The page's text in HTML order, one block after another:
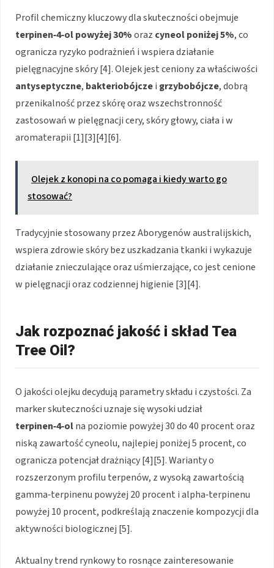
Profil chemiczny kluczowy dla skuteczności obejmuje
terpinen‑4‑ol powyżej 30%oraz cyneol poniżej 5%, co
ogranicza ryzyko podrażnień i wspiera działanie
pielęgnacyjne skóry [4]. Olejek jest ceniony za właściwości
antyseptyczne, bakteriobójczei grzybobójcze, dobrą
przenikalność przez skórę oraz wszechstronność
zastosowań w pielęgnacji cery, skóry głowy, ciała i w
aromaterapii [1][3][4][6].
Olejek z konopi na co pomaga i kiedy warto go
stosować?
Tradycyjnie stosowany przez Aborygenów australijskich,
wspiera zdrowie skóry bez uszkadzania tkanki i wykazuje
działanie znieczulające oraz uśmierzające, co jest cenione
w pielęgnacji oraz codziennej higienie [3][4].
Jak rozpoznać jakość i skład Tea
Tree Oil?
O jakości olejku decydują parametry składu i czystości. Za
marker skuteczności uznaje się wysoki udział
terpinen‑4‑olna poziomie powyżej 30 do 40 procent oraz
niską zawartość cyneolu, najlepiej poniżej 5 procent, co
ogranicza potencjał drażniący [4][5]. Warianty o
rozszerzonym profilu terpenów, z wysoką zawartością
gamma‑terpinenu powyżej 20 procent i alpha‑terpinenu
powyżej 10 procent, podkreślają znaczenie kompozycji dla
aktywności biologicznej [5].
Aktualny trend rynkowy to rosnące zainteresowanie